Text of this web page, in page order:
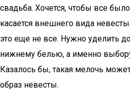
свадьба. Хочется, чтобы все
касается внешнего вида
это еще не все. Нужно уделить
нижнему белью, а именно
Казалось бы, такая мелочь
образ невесты.